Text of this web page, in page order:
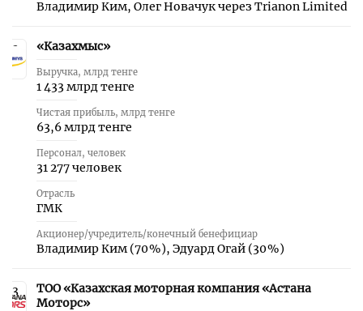
Владимир Ким, Олег Новачук через Trianon Limited
2 «Казахмыс»
Выручка, млрд тенге
1 433 млрд тенге
Чистая прибыль, млрд тенге
63,6 млрд тенге
Персонал, человек
31 277 человек
Отрасль
ГМК
Акционер/учредитель/конечный бенефициар
Владимир Ким (70 %), Эдуард Огай (30 %)
3
ТОО «Казахская моторная компания «Астана
Моторс»